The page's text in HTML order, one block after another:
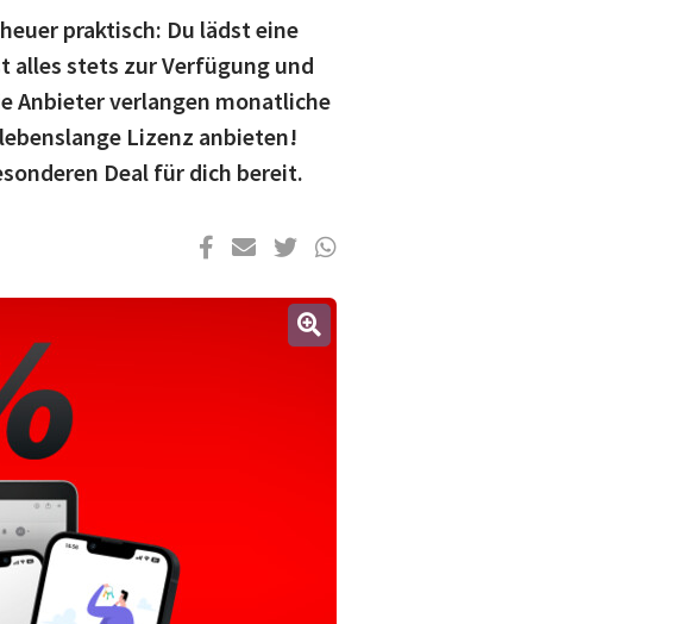
praktisch: Du lädst eine
alles stets zur Verfügung und
Anbieter verlangen monatliche
Lizenz anbieten!
Deal für dich bereit.